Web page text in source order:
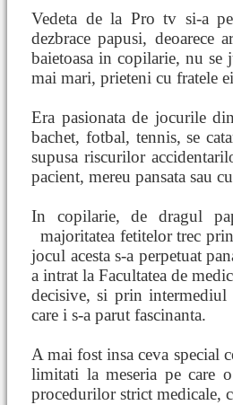
Vedeta de la Pro tv si-a
dezbrace papusi,
baietoasa in copilarie, nu se
mai mari, prieteni cu fratele
Era pasionata de jocurile
bachet, fotbal, tennis, se
supusa riscurilor
pacient, mereu pansata sau
In copilarie, de dragul
majoritatea fetitelor trec
jocul acesta s-a perpetuat
a intrat la Facultatea de
decisive, si prin
care i s-a parut fascinanta.
A mai fost insa ceva special
limitati la meseria pe care
procedurilor strict medicale,